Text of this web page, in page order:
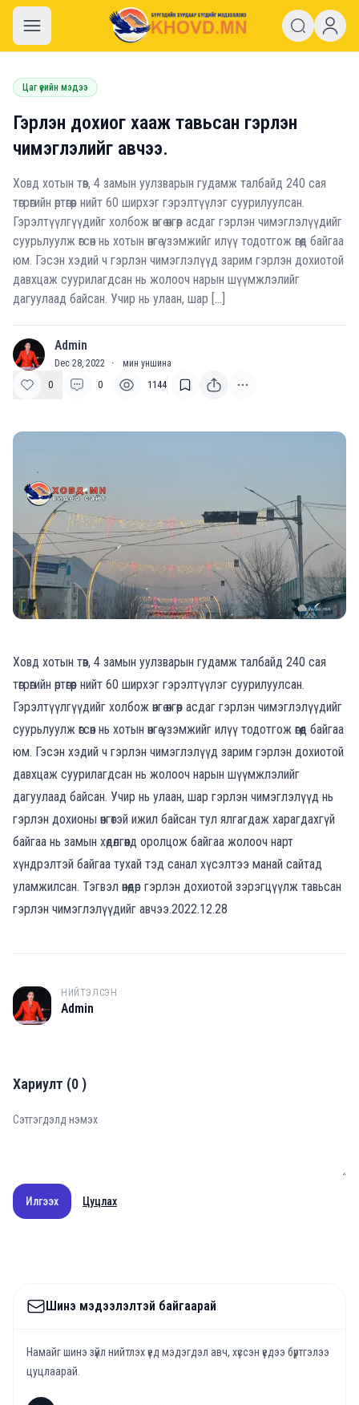
khovd.mn
Цаг үеийн мэдээ
Гэрлэн дохиог хааж тавьсан гэрлэн
чимэглэлийг авчээ.
Ховд хотын төв, 4 замын уулзварын гудамж талбайд 240 сая
төгрөгийн өртөгөөр нийт 60 ширхэг гэрэлтүүлэг суурилуулсан.
Гэрэлтүүлгүүдийг холбож өнгө өнгөөр асдаг гэрлэн чимэглэлүүдийг
суурьлуулж өгсөн нь хотын өнгө үзэмжийг илүү тодотгож өгөөд байгаа
юм. Гэсэн хэдий ч гэрлэн чимэглэлүүд зарим гэрлэн дохиотой
давхцаж суурилагдсан нь жолооч нарын шүүмжлэлийг
дагуулаад байсан. Учир нь улаан, шар […]
A Admin
Dec 28, 2022 ·
мин уншина
0
0 1144
Ховд хотын төв, 4 замын уулзварын гудамж талбайд 240 сая
төгрөгийн өртөгөөр нийт 60 ширхэг гэрэлтүүлэг суурилуулсан.
Гэрэлтүүлгүүдийг холбож өнгө өнгөөр асдаг гэрлэн чимэглэлүүдийг
суурьлуулж өгсөн нь хотын өнгө үзэмжийг илүү тодотгож өгөөд байгаа
юм. Гэсэн хэдий ч гэрлэн чимэглэлүүд зарим гэрлэн дохиотой
давхцаж суурилагдсан нь жолооч нарын шүүмжлэлийг
дагуулаад байсан. Учир нь улаан, шар гэрлэн чимэглэлүүд нь
гэрлэн дохионы өнгөтэй ижил байсан тул ялгагдаж харагдахгүй
байгаа нь замын хөдөлгөөнд оролцож байгаа жолооч нарт
хүндрэлтэй байгаа тухай тэд санал хүсэлтээ манай сайтад
уламжилсан. Тэгвэл өнөөдөр гэрлэн дохиотой зэрэгцүүлж тавьсан
гэрлэн чимэглэлүүдийг авчээ.2022.12.28
A
НИЙТЭЛСЭН
Admin
Хариулт (0)
Илгээх Цуцлах
Шинэ мэдээлэлтэй байгаарай
Намайг шинэ зүйл нийтлэх үед мэдэгдэл авч, хүссэн үедээ бүртгэлээ
цуцлаарай.